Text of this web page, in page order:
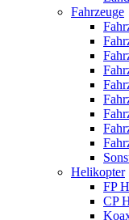
Fahrzeuge
Helikopter
FP
CP